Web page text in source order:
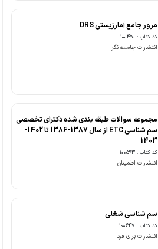
مرور جامع آمارزیستی DRS
کد کتاب : 100450
انتشارات جامعه نگر
مجموعه سوالات طبقه بندی شده دکترای تخصصی
سم شناسی ETC از سال 1387-1386 تا 1402-
1403
کد کتاب : 100593
انتشارات اطمینان
سم شناسی شغلی
کد کتاب : 100647
انتشارات برای فردا